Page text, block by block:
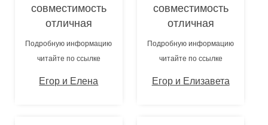
совместимость
отличная
Подробную информацию
читайте по ссылке
Егор и Елена
совместимость
отличная
Подробную информацию
читайте по ссылке
Егор и Елизавета